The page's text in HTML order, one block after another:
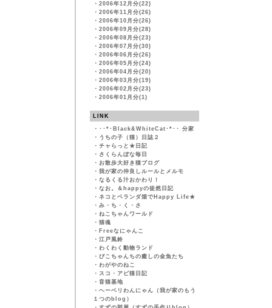
・ 2006年12月分(22)
・ 2006年11月分(26)
・ 2006年10月分(26)
・ 2006年09月分(28)
・ 2006年08月分(23)
・ 2006年07月分(30)
・ 2006年06月分(26)
・ 2006年05月分(24)
・ 2006年04月分(20)
・ 2006年03月分(19)
・ 2006年02月分(23)
・ 2006年01月分(1)
LINK
・ ･･*･Black&WhiteCat･*･･ 分家
・ うちの子（猫）日誌２
・ チャらっと★日記
・ さくらんぼな毎日
・ お散歩大好き猫ブログ
・ 我が家の仲良しルールとメルモ
・ なるくる汁おかわり！
・ なお。＆happyの徒然日記
・ ネコとベランダ畑でHappy Life★
・ み・ち・く・さ
・ ねこちゃんワールド
・ 猫魂
・ Freeなにゃんこ
・ 江戸風鈴
・ わくわく動物ランド
・ ぴこちゃんちの癒しの金魚たち
・ わがやのねこ
・ スコ・アビ猫日記
・ 音猫基地
・ ヘーベリわんにゃん（我が家のもう
１つのblog）